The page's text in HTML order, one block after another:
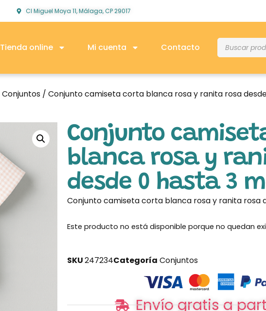
Cl Miguel Moya 11, Málaga, CP 29017
Tienda online Mi cuenta Contacto
Conjuntos / Conjunto camiseta corta blanca rosa y ranita rosa
Conjunto
blanca rosa y
desde 0 hasta 3
Conjunto camiseta corta blanca rosa y ranita rosa
Este producto no está disponible porque no quedan
SKU247234Categoría Conjuntos
Envío gratis a